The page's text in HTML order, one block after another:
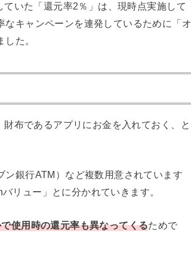
いた「還元率2％」は、現時点実施して
キャンペーンを連発しているために「オ
た。
布であるアプリにお金を入れておく、と
銀行ATM）など複数用意されています
リュー」とに分かれていきます。
使用時の還元率も異なってくるためで